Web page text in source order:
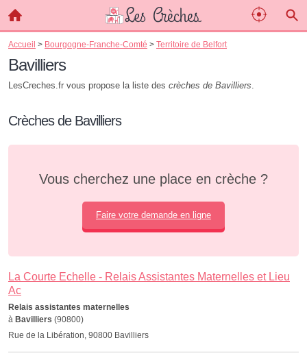
Accueil > Bourgogne-Franche-Comté > Territoire de Belfort
Bavilliers
LesCreches.fr vous propose la liste des crèches de Bavilliers.
Crèches de Bavilliers
Vous cherchez une place en crèche ?
Faire votre demande en ligne
La Courte Echelle - Relais Assistantes Maternelles et Lieu
Ac
Relais assistantes maternelles
à Bavilliers (90800)
Rue de la Libération, 90800 Bavilliers